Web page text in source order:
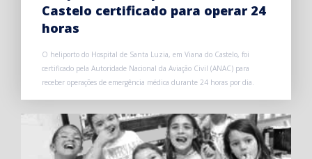
Castelo certificado para operar 24
horas
O heliporto do Hospital de Santa Luzia, em Viana do Castelo, foi
certificado pela Autoridade Nacional da Aviação Civil (ANAC) para
receber operações de emergência médica durante 24 horas por dia.